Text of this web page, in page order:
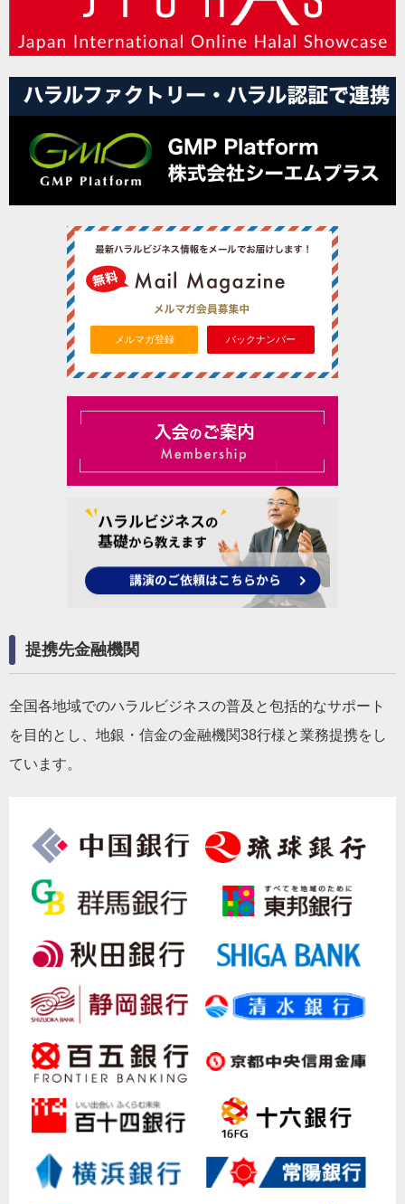
メルマガ登録 バックナンバー
提携先金融機関
全国各地域でのハラルビジネスの普及と包括的なサポート
を目的とし、地銀・信金の金融機関38行様と業務提携をし
ています。